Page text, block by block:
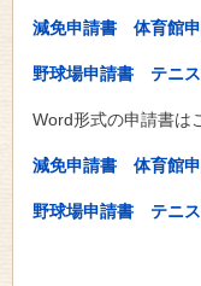
減免申請書 体育館
野球場申請書 テニ
Word形式の申請書は
減免申請書 体育館
野球場申請書 テニ